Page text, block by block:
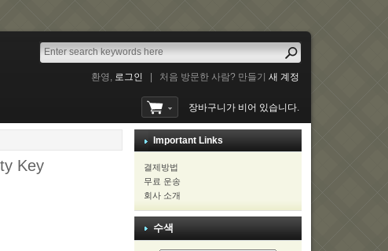
환영, 로그인 처음 방문한 사람? 만들기새 계정
장바구니가 비어 있습니다.
Key
Important Links
결제방법
무료 운송
회사 소개
수색